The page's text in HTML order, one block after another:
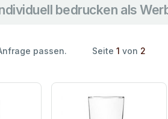
bedrucken als
passen. Seite1 von 2